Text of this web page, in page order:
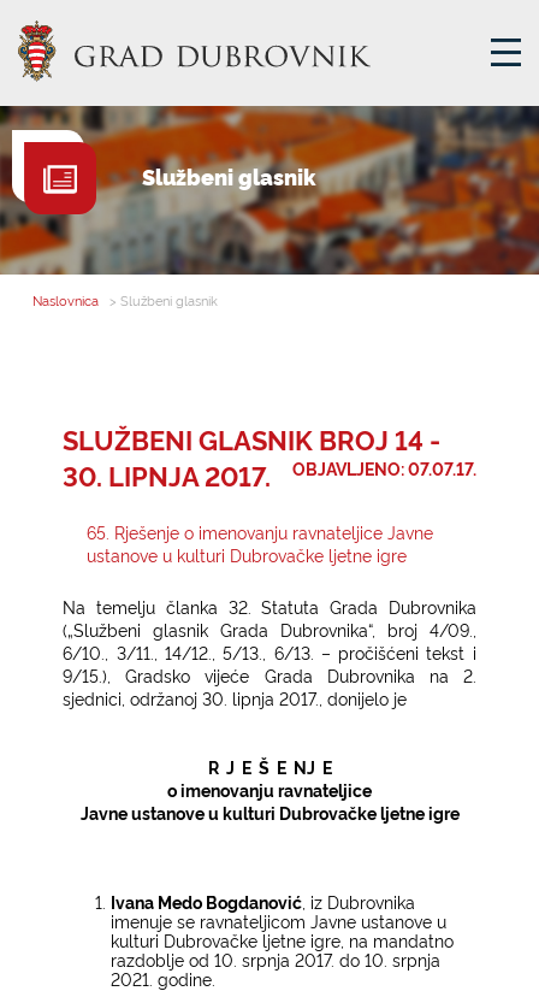
GRADSKA UPRAVA
GRADONAČELNIK
MJESNA SAMOUPRAVA
E-USLUGE
Službeni glasnik
Naslovnica > Službeni glasnik
SLUŽBENI GLASNIK BROJ 14 -
30. LIPNJA 2017.
OBJAVLJENO: 07.07.17.
65. Rješenje o imenovanju ravnateljice Javne
ustanove u kulturi Dubrovačke ljetne igre
Na temelju članka 32. Statuta Grada Dubrovnika
(„Službeni glasnik Grada Dubrovnika“, broj 4/09.,
6/10., 3/11., 14/12., 5/13., 6/13. – pročišćeni tekst i
9/15.), Gradsko vijeće Grada Dubrovnika na 2.
sjednici, održanoj 30. lipnja 2017., donijelo je
R J E Š E NJ E
o imenovanju ravnateljice
Javne ustanove u kulturi Dubrovačke ljetne igre
Ivana Medo Bogdanović , iz Dubrovnika
imenuje se ravnateljicom Javne ustanove u
kulturi Dubrovačke ljetne igre, na mandatno
razdoblje od 10. srpnja 2017. do 10. srpnja
2021. godine.